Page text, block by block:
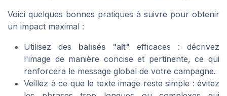
Voici quelques bonnes pratiques à suivre pour obtenir
un impact maximal :
Utilisez des balisés "alt" efficaces : décrivez
l'image de manière concise et pertinente, ce qui
renforcera le message global de votre campagne.
Veillez à ce que le texte image reste simple : évitez